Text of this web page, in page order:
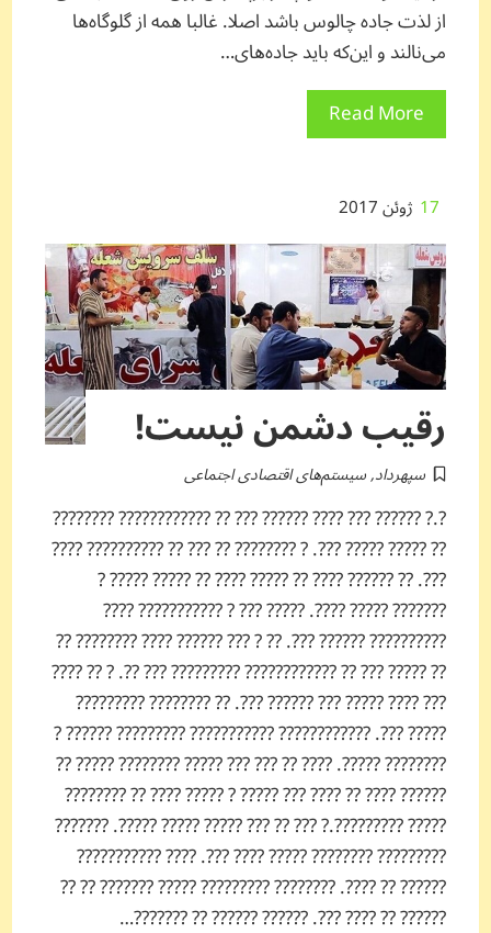
از لذت جاده چالوس باشد اصلا. غالبا همه از گلوگاه‌ها
می‌نالند و این‌که باید جاده‌های…
Read More
17 ژوئن 2017
رقیب دشمن نیست!
سپهرداد,سیستم‌های اقتصادی اجتماعی
?.? ?????? ??? ???? ?????? ??? ?? ???????????? ????????
?? ????? ????? ???. ? ???????? ?? ??? ?? ?????????? ????
???. ?? ?????? ???? ?? ????? ???? ?? ????? ????? ?
??????? ????? ????. ????? ??? ? ??????????? ????
?????????? ?????? ???. ?? ? ??? ?????? ???? ???????? ??
?? ????? ??? ?? ???????????? ????????? ??? ??. ? ?? ????
??? ???? ????? ??? ?????? ???. ?? ???????? ?????????
????? ???. ???????????? ??????????? ????????? ?????? ?
???????? ?????. ???? ?? ??? ??? ????? ???????? ????? ??
?????? ???? ?? ???? ??? ????? ? ????? ???? ?? ????????
????? ?????????.? ??? ?? ??? ????? ????? ?????. ???????
????????? ???????? ????? ???? ???. ???? ???????????
?????? ?? ????. ???????? ????????? ????? ??????? ?? ??
?????? ?? ???? ???. ?????? ?????? ?? ???????…